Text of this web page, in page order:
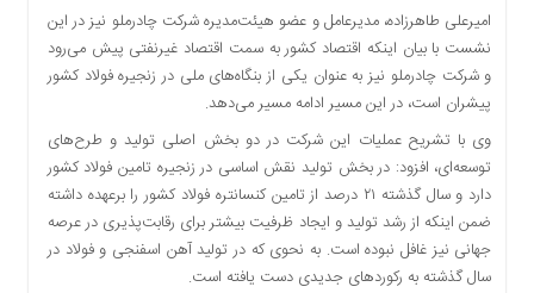
امیرعلی طاهرزاده، مدیرعامل و عضو هیئت‌مدیره شرکت چادرملو نیز در این
نشست با بیان اینکه اقتصاد کشور به سمت اقتصاد غیرنفتی پیش می‌رود
و شرکت چادرملو نیز به عنوان یکی از بنگاه‌های ملی در زنجیره فولاد کشور
پیشران است، در این مسیر ادامه مسیر می‌دهد.
وی با تشریح عملیات این شرکت در دو بخش اصلی تولید و طرح‌های
توسعه‌ای، افزود: در بخش تولید نقش اساسی در زنجیره تامین فولاد کشور
دارد و سال گذشته ۲۱ درصد از تامین کنسانتره فولاد کشور را برعهده داشته
ضمن اینکه از رشد تولید و ایجاد ظرفیت بیشتر برای رقابت‌پذیری در عرصه
جهانی نیز غافل نبوده است. به نحوی که در تولید آهن اسفنجی و فولاد در
سال گذشته به رکوردهای جدیدی دست یافته است.